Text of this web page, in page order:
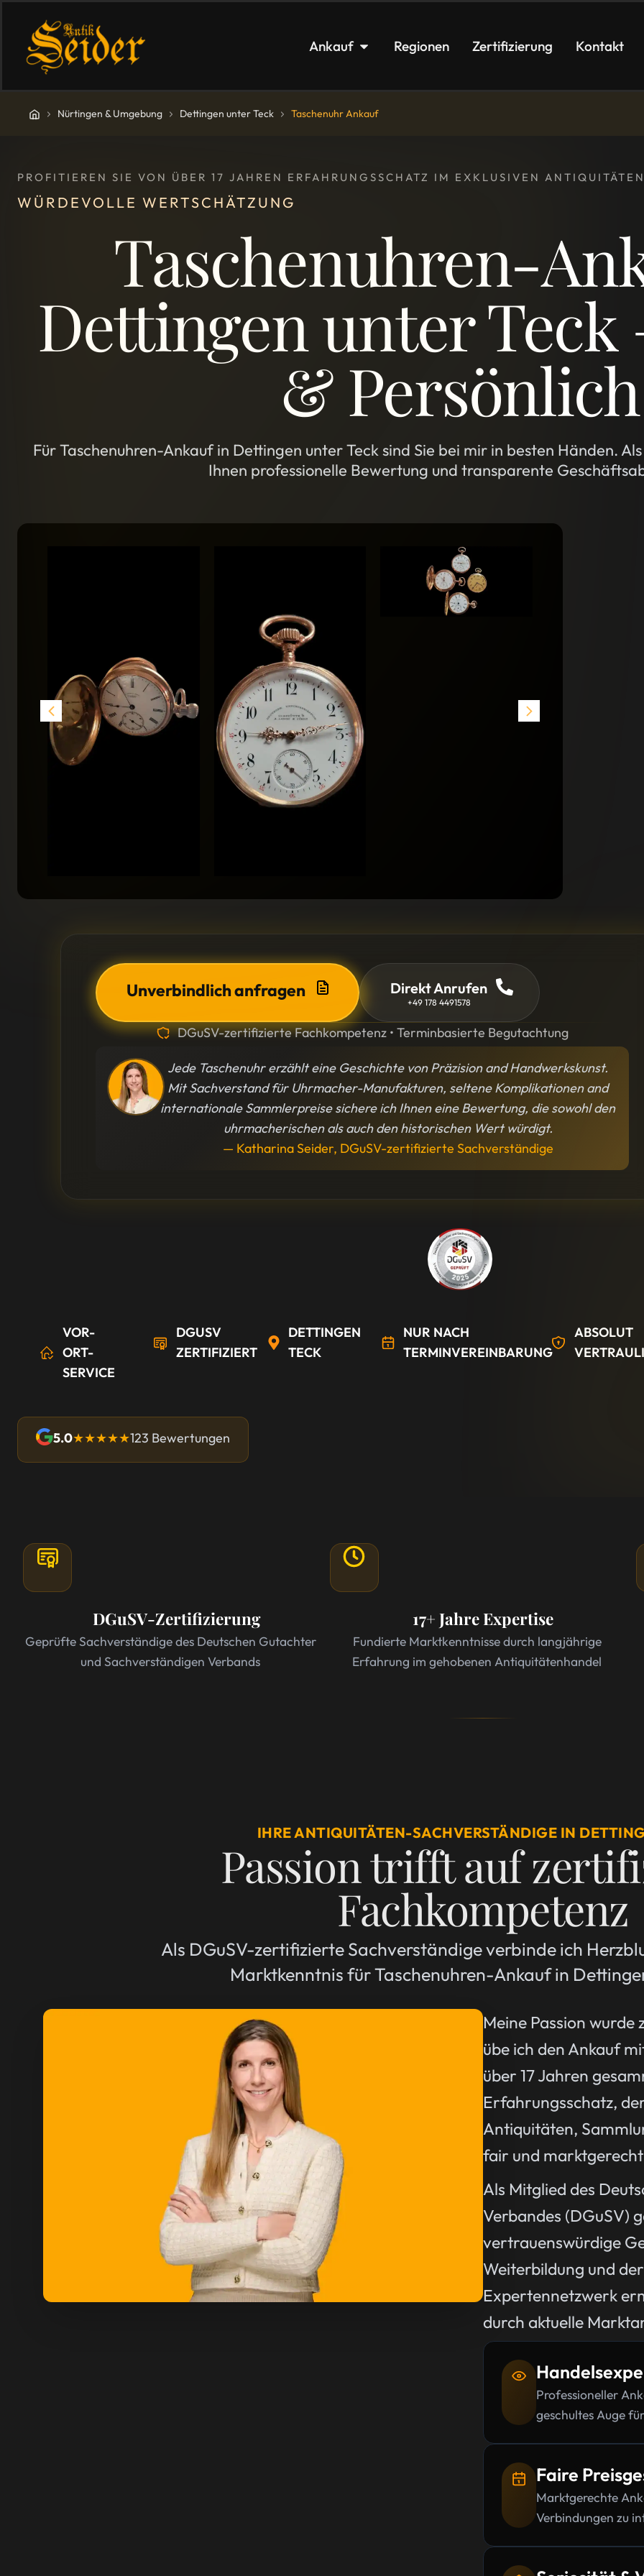
Ankauf Regionen Zertifizierung Kontakt
Nürtingen & Umgebung Dettingen unter Teck Taschenuhr Ankauf
PROFITIEREN SIE VON ÜBER 17 JAHREN ERFAHRUNGSSCHATZ IM EXKLUSIVEN
WÜRDEVOLLE WERTSCHÄTZUNG
Taschenuhren-
Dettingen unter Teck
& Persönlich
Für Taschenuhren-Ankauf in Dettingen unter Teck sind Sie bei mir in besten Händen.
Ihnen professionelle Bewertung und transparente
Unverbindlich anfragen Direkt Anrufen
+49 178 4491578
DGuSV-zertifizierte Fachkompetenz • Terminbasierte Begutachtung
Jede Taschenuhr erzählt eine Geschichte von Präzision and Handwerkskunst.
Mit Sachverstand für Uhrmacher-Manufakturen, seltene Komplikationen and
internationale Sammlerpreise sichere ich Ihnen eine Bewertung, die sowohl den
uhrmacherischen als auch den historischen Wert würdigt.
— Katharina Seider, DGuSV-zertifizierte Sachverständige
VOR-
ORT-
SERVICE
DGUSV
ZERTIFIZIERT
DETTINGEN
TECK
NUR NACH
TERMINVEREINBARUNG
ABSOLUT
5.0★★★★★123 Bewertungen
DGuSV-Zertifizierung
Geprüfte Sachverständige des Deutschen Gutachter
und Sachverständigen Verbands
17+ Jahre Expertise
Fundierte Marktkenntnisse durch langjährige
Erfahrung im gehobenen Antiquitätenhandel
IHRE ANTIQUITÄTEN-SACHVERSTÄNDIGE IN
Passion trifft auf
Fachkompetenz
Als DGuSV-zertifizierte Sachverständige verbinde ich
Marktkenntnis für Taschenuhren-Ankauf in
Meine Passion wurde
übe ich den Ankauf
über 17 Jahren
Erfahrungsschatz,
Antiquitäten,
fair und
Als Mitglied des
Verbandes (DGuSV)
vertrauenswürdige
Weiterbildung und
Expertennetzwerk
durch aktuelle
Professioneller
geschultes Auge
Faire
Marktgerechte
Verbindungen zu